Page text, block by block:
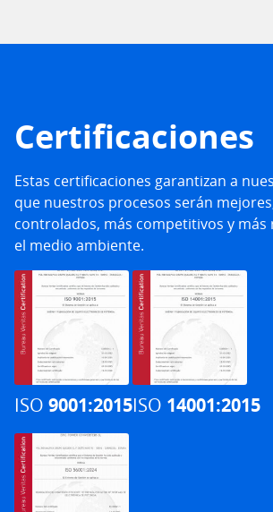
Certificaciones
Estas certificaciones garantizan a
que nuestros procesos serán
controlados, más competitivos y más
el medio ambiente.
ISO 9001:2015ISO 14001:2015